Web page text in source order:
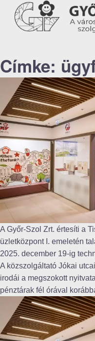
Címke:
A Győr-Szol Zrt. értesíti a
üzletközpont I. emeletén
2025. december 19-ig
A közszolgáltató Jókai
irodái a megszokott
pénztárak fél órával